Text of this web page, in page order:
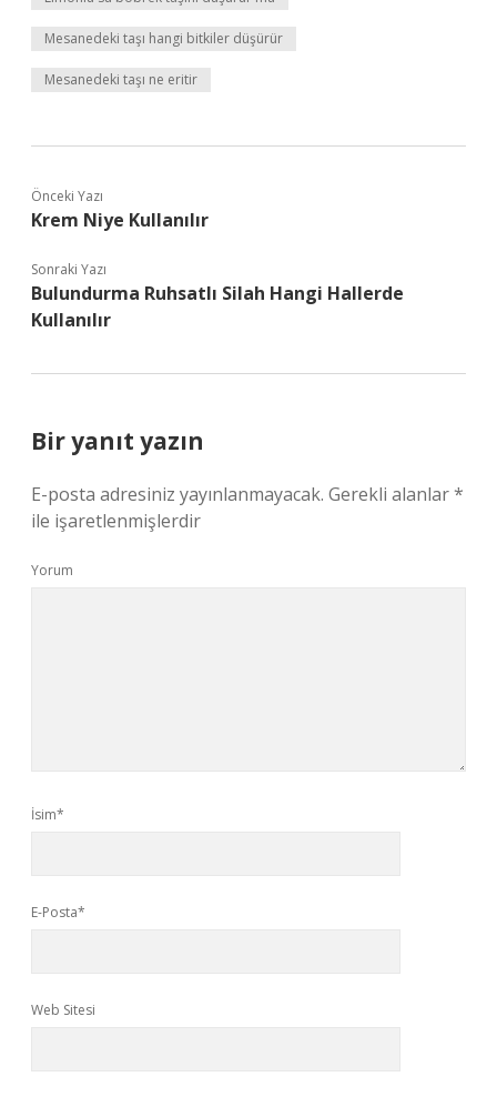
Mesanedeki taşı hangi bitkiler düşürür
Mesanedeki taşı ne eritir
Önceki Yazı
Krem Niye Kullanılır
Sonraki Yazı
Bulundurma Ruhsatlı Silah Hangi Hallerde
Kullanılır
Bir yanıt yazın
E-posta adresiniz yayınlanmayacak. Gerekli alanlar*
ile işaretlenmişlerdir
Yorum
İsim*
E-Posta*
Web Sitesi